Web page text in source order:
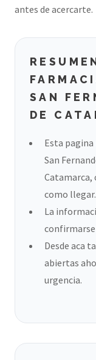
antes de acercarte.
SAN
DE
Esta
San
Catamarca,
como llegar.
La
confirmarse
Desde aca
abiertas
urgencia.